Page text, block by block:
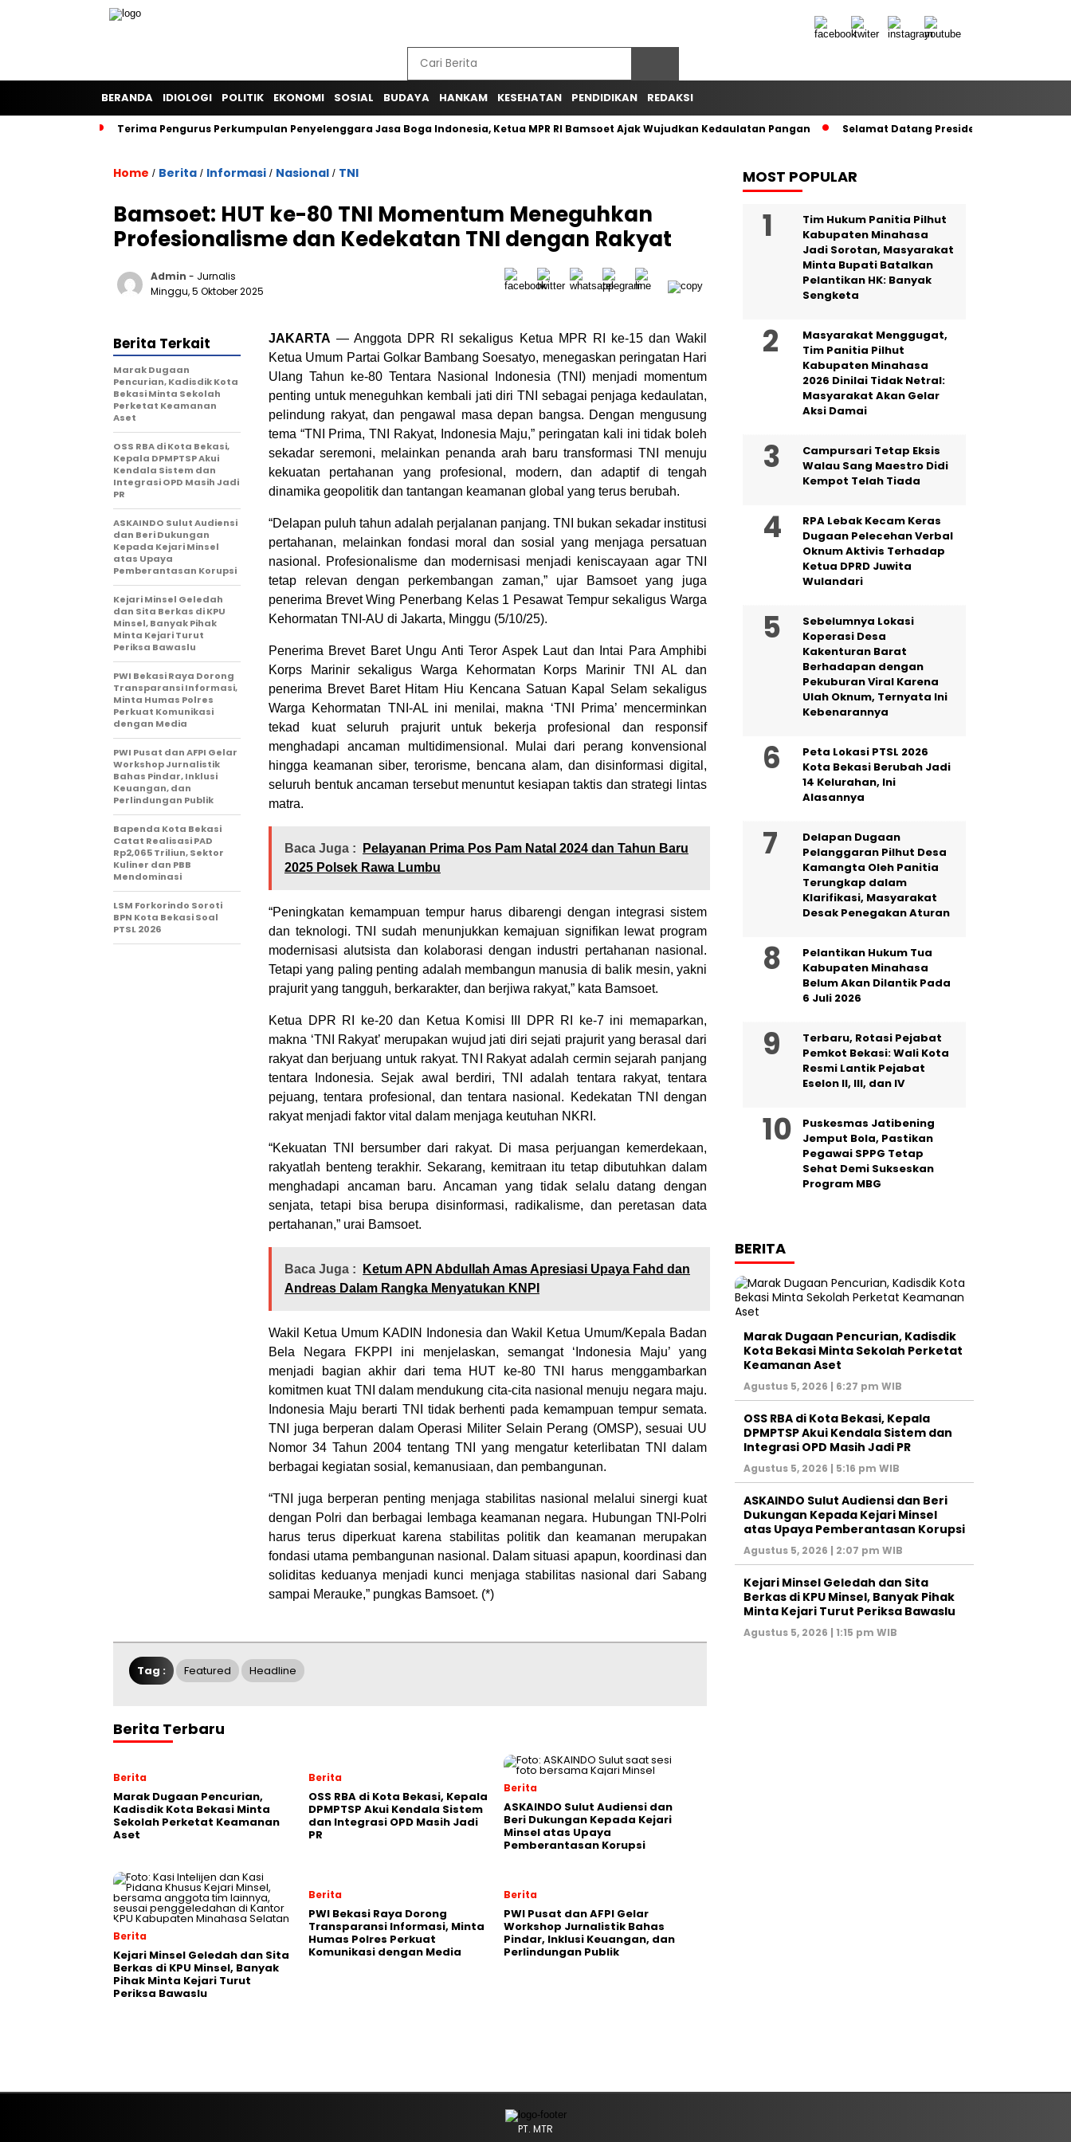
BERANDA IDIOLOGI POLITIK EKONOMI SOSIAL BUDAYA HANKAM KESEHATAN PENDIDIKAN REDAKSI
Terima Pengurus Perkumpulan Penyelenggara Jasa Boga Indonesia, Ketua MPR RI Bamsoet Ajak Wujudkan Kedaulatan Pangan Selamat Datang Presiden RI di Tanah
Home / Berita / Informasi / Nasional / TNI
Bamsoet: HUT ke-80 TNI Momentum Meneguhkan
Profesionalisme dan Kedekatan TNI dengan Rakyat
Admin - Jurnalis
Minggu, 5 Oktober 2025
JAKARTA — Anggota DPR RI sekaligus Ketua MPR RI ke-15 dan Wakil
Ketua Umum Partai Golkar Bambang Soesatyo, menegaskan peringatan Hari
Ulang Tahun ke-80 Tentara Nasional Indonesia (TNI) menjadi momentum
penting untuk meneguhkan kembali jati diri TNI sebagai penjaga kedaulatan,
pelindung rakyat, dan pengawal masa depan bangsa. Dengan mengusung
tema “TNI Prima, TNI Rakyat, Indonesia Maju,” peringatan kali ini tidak boleh
sekadar seremoni, melainkan penanda arah baru transformasi TNI menuju
kekuatan pertahanan yang profesional, modern, dan adaptif di tengah
dinamika geopolitik dan tantangan keamanan global yang terus berubah.
“Delapan puluh tahun adalah perjalanan panjang. TNI bukan sekadar institusi
pertahanan, melainkan fondasi moral dan sosial yang menjaga persatuan
nasional. Profesionalisme dan modernisasi menjadi keniscayaan agar TNI
tetap relevan dengan perkembangan zaman,” ujar Bamsoet yang juga
penerima Brevet Wing Penerbang Kelas 1 Pesawat Tempur sekaligus Warga
Kehormatan TNI-AU di Jakarta, Minggu (5/10/25).
Penerima Brevet Baret Ungu Anti Teror Aspek Laut dan Intai Para Amphibi
Korps Marinir sekaligus Warga Kehormatan Korps Marinir TNI AL dan
penerima Brevet Baret Hitam Hiu Kencana Satuan Kapal Selam sekaligus
Warga Kehormatan TNI-AL ini menilai, makna ‘TNI Prima’ mencerminkan
tekad kuat seluruh prajurit untuk bekerja profesional dan responsif
menghadapi ancaman multidimensional. Mulai dari perang konvensional
hingga keamanan siber, terorisme, bencana alam, dan disinformasi digital,
seluruh bentuk ancaman tersebut menuntut kesiapan taktis dan strategi lintas
matra.
Baca Juga :
Pelayanan Prima Pos Pam Natal 2024 dan Tahun Baru
2025 Polsek Rawa Lumbu
“Peningkatan kemampuan tempur harus dibarengi dengan integrasi sistem
dan teknologi. TNI sudah menunjukkan kemajuan signifikan lewat program
modernisasi alutsista dan kolaborasi dengan industri pertahanan nasional.
Tetapi yang paling penting adalah membangun manusia di balik mesin, yakni
prajurit yang tangguh, berkarakter, dan berjiwa rakyat,” kata Bamsoet.
Ketua DPR RI ke-20 dan Ketua Komisi III DPR RI ke-7 ini memaparkan,
makna ‘TNI Rakyat’ merupakan wujud jati diri sejati prajurit yang berasal dari
rakyat dan berjuang untuk rakyat. TNI Rakyat adalah cermin sejarah panjang
tentara Indonesia. Sejak awal berdiri, TNI adalah tentara rakyat, tentara
pejuang, tentara profesional, dan tentara nasional. Kedekatan TNI dengan
rakyat menjadi faktor vital dalam menjaga keutuhan NKRI.
“Kekuatan TNI bersumber dari rakyat. Di masa perjuangan kemerdekaan,
rakyatlah benteng terakhir. Sekarang, kemitraan itu tetap dibutuhkan dalam
menghadapi ancaman baru. Ancaman yang tidak selalu datang dengan
senjata, tetapi bisa berupa disinformasi, radikalisme, dan peretasan data
pertahanan,” urai Bamsoet.
Baca Juga :
Ketum APN Abdullah Amas Apresiasi Upaya Fahd dan
Andreas Dalam Rangka Menyatukan KNPI
Wakil Ketua Umum KADIN Indonesia dan Wakil Ketua Umum/Kepala Badan
Bela Negara FKPPI ini menjelaskan, semangat ‘Indonesia Maju’ yang
menjadi bagian akhir dari tema HUT ke-80 TNI harus menggambarkan
komitmen kuat TNI dalam mendukung cita-cita nasional menuju negara maju.
Indonesia Maju berarti TNI tidak berhenti pada kemampuan tempur semata.
TNI juga berperan dalam Operasi Militer Selain Perang (OMSP), sesuai UU
Nomor 34 Tahun 2004 tentang TNI yang mengatur keterlibatan TNI dalam
berbagai kegiatan sosial, kemanusiaan, dan pembangunan.
“TNI juga berperan penting menjaga stabilitas nasional melalui sinergi kuat
dengan Polri dan berbagai lembaga keamanan negara. Hubungan TNI-Polri
harus terus diperkuat karena stabilitas politik dan keamanan merupakan
fondasi utama pembangunan nasional. Dalam situasi apapun, koordinasi dan
soliditas keduanya menjadi kunci menjaga stabilitas nasional dari Sabang
sampai Merauke,” pungkas Bamsoet. (*)
Berita Terkait
‎Marak Dugaan
Pencurian, Kadisdik Kota
Bekasi Minta Sekolah
Perketat Keamanan
Aset
‎OSS RBA di Kota Bekasi,
Kepala DPMPTSP Akui
Kendala Sistem dan
Integrasi OPD Masih Jadi
PR
ASKAINDO Sulut Audiensi
dan Beri Dukungan
Kepada Kejari Minsel
atas Upaya
Pemberantasan Korupsi
Kejari Minsel Geledah
dan Sita Berkas di KPU
Minsel, Banyak Pihak
Minta Kejari Turut
Periksa Bawaslu
PWI Bekasi Raya Dorong
Transparansi Informasi,
Minta Humas Polres
Perkuat Komunikasi
dengan Media
PWI Pusat dan AFPI Gelar
Workshop Jurnalistik
Bahas Pindar, Inklusi
Keuangan, dan
Perlindungan Publik
Bapenda Kota Bekasi
Catat Realisasi PAD
Rp2,065 Triliun, Sektor
Kuliner dan PBB
Mendominasi
‎LSM Forkorindo Soroti
BPN Kota Bekasi Soal
PTSL 2026 ‎
Tag : Featured Headline
Berita Terbaru
Berita
‎Marak Dugaan Pencurian,
Kadisdik Kota Bekasi Minta
Sekolah Perketat Keamanan
Aset
Berita
‎OSS RBA di Kota Bekasi, Kepala
DPMPTSP Akui Kendala Sistem
dan Integrasi OPD Masih Jadi
PR
Berita
ASKAINDO Sulut Audiensi dan
Beri Dukungan Kepada Kejari
Minsel atas Upaya
Pemberantasan Korupsi
Berita
Kejari Minsel Geledah dan Sita
Berkas di KPU Minsel, Banyak
Pihak Minta Kejari Turut
Periksa Bawaslu
Berita
PWI Bekasi Raya Dorong
Transparansi Informasi, Minta
Humas Polres Perkuat
Komunikasi dengan Media
Berita
PWI Pusat dan AFPI Gelar
Workshop Jurnalistik Bahas
Pindar, Inklusi Keuangan, dan
Perlindungan Publik
MOST POPULAR
Tim Hukum Panitia Pilhut
Kabupaten Minahasa
Jadi Sorotan, Masyarakat
Minta Bupati Batalkan
Pelantikan HK: Banyak
Sengketa
Masyarakat Menggugat,
Tim Panitia Pilhut
Kabupaten Minahasa
2026 Dinilai Tidak Netral:
Masyarakat Akan Gelar
Aksi Damai
Campursari Tetap Eksis
Walau Sang Maestro Didi
Kempot Telah Tiada
RPA Lebak Kecam Keras
Dugaan Pelecehan Verbal
Oknum Aktivis Terhadap
Ketua DPRD Juwita
Wulandari
Sebelumnya Lokasi
Koperasi Desa
Kakenturan Barat
Berhadapan dengan
Pekuburan Viral Karena
Ulah Oknum, Ternyata Ini
Kebenarannya
Peta Lokasi PTSL 2026
Kota Bekasi Berubah Jadi
14 Kelurahan, Ini
Alasannya
Delapan Dugaan
Pelanggaran Pilhut Desa
Kamangta Oleh Panitia
Terungkap dalam
Klarifikasi, Masyarakat
Desak Penegakan Aturan
Pelantikan Hukum Tua
Kabupaten Minahasa
Belum Akan Dilantik Pada
6 Juli 2026
‎Terbaru, Rotasi Pejabat
Pemkot Bekasi: Wali Kota
Resmi Lantik Pejabat
Eselon II, III, dan IV ‎
Puskesmas Jatibening
Jemput Bola, Pastikan
Pegawai SPPG Tetap
Sehat Demi Sukseskan
Program MBG
BERITA
‎Marak Dugaan Pencurian, Kadisdik
Kota Bekasi Minta Sekolah Perketat
Keamanan Aset
Agustus 5, 2026 | 6:27 pm WIB
‎OSS RBA di Kota Bekasi, Kepala
DPMPTSP Akui Kendala Sistem dan
Integrasi OPD Masih Jadi PR
Agustus 5, 2026 | 5:16 pm WIB
ASKAINDO Sulut Audiensi dan Beri
Dukungan Kepada Kejari Minsel
atas Upaya Pemberantasan Korupsi
Agustus 5, 2026 | 2:07 pm WIB
Kejari Minsel Geledah dan Sita
Berkas di KPU Minsel, Banyak Pihak
Minta Kejari Turut Periksa Bawaslu
Agustus 5, 2026 | 1:15 pm WIB
PT. MTR